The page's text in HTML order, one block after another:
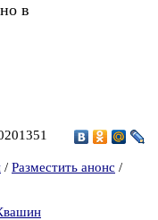
в
/ Разместить анонс /